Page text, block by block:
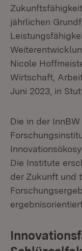
jährlichen
Nicole
Wirtschaft,
Juni 2023, in
Die in der
Die Institute
der Zukunft und